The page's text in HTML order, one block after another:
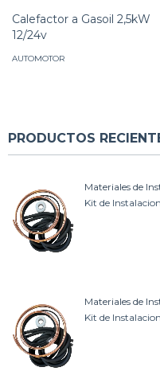
Calefactor a Gasoil 2,5kW
12/24v
AUTOMOTOR
PRODUCTOS
Materiales de
Kit de
Materiales de
Kit de